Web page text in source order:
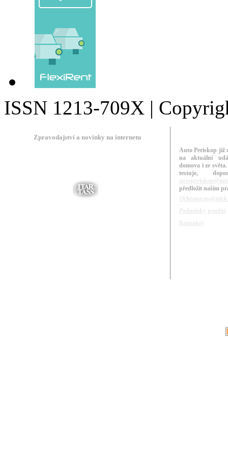
ISSN 1213-709X |
Zpravodajství a novinky na internetu
Auto Periskop již
na aktuální
domova i ze
testuje,
předložit našim